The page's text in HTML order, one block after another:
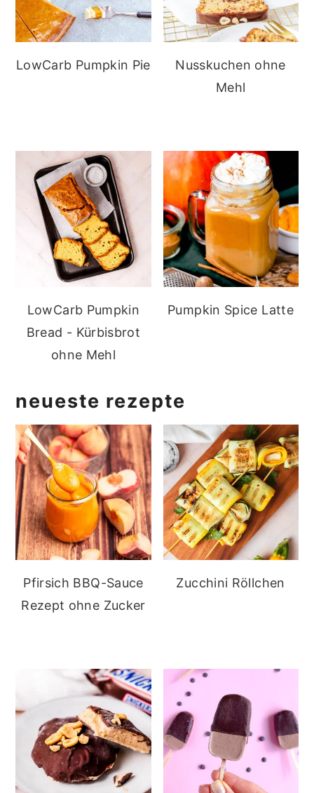
LowCarb Pumpkin Pie
Nusskuchen ohne
Mehl
LowCarb Pumpkin
Bread - Kürbisbrot
ohne Mehl
Pumpkin Spice Latte
neueste rezepte
Pfirsich BBQ-Sauce
Rezept ohne Zucker
Zucchini Röllchen